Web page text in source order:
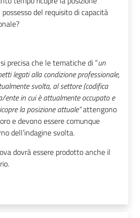
del requisito di capacità
precisa che le tematiche di “un
legati alla condizione professionale,
svolta, al settore (codifica
ente in cui è attualmente occupato e
la posizione attuale”attengono
e devono essere comunque
dell’indagine svolta.
dovrà essere prodotto anche il